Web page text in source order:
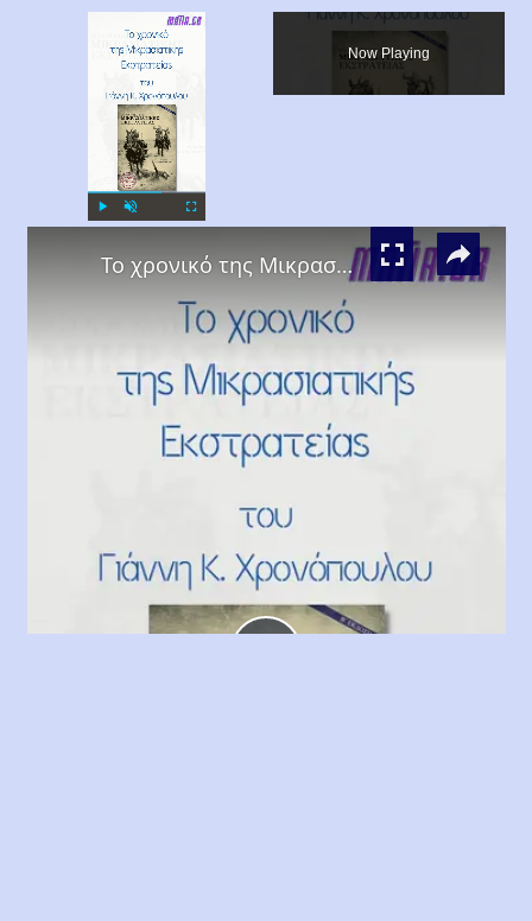
×
Now Playing
Το χρονικό της Μικρασιατικής Εκστρατείας, Γιάννης Κ. Χρονόπουλος